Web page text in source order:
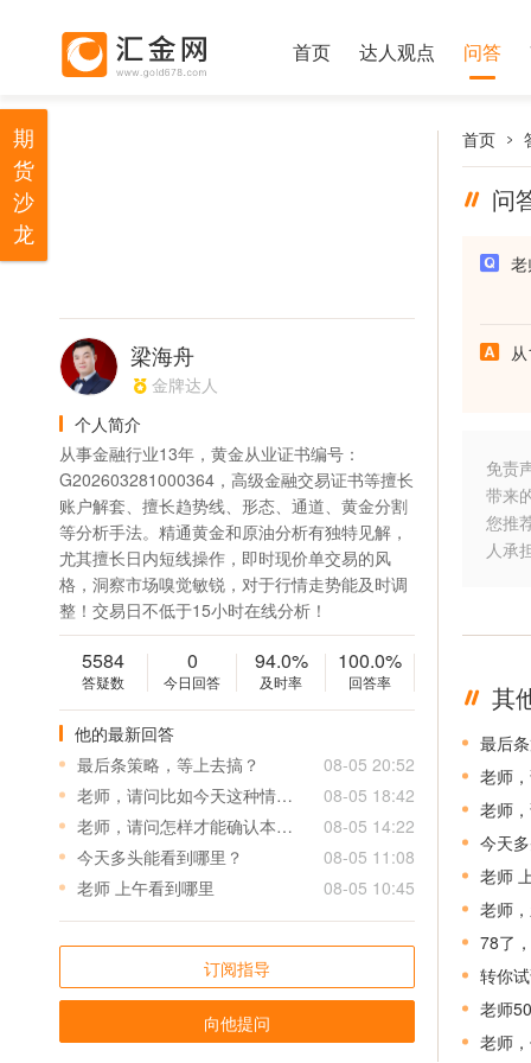
首页 达人观点 问答
梁海舟
金牌达人
个人简介
从事金融行业13年，黄金从业证书编号：
G202603281000364，高级金融交易证书等擅长
账户解套、擅长趋势线、形态、通道、黄金分割
等分析手法。精通黄金和原油分析有独特见解，
尤其擅长日内短线操作，即时现价单交易的风
格，洞察市场嗅觉敏锐，对于行情走势能及时调
整！交易日不低于15小时在线分析！
5584
答疑数
0
今日回答
94.0%
及时率
100.0%
回答率
他的最新回答
最后条策略，等上去搞？
08-05 20:52
老师，请问比如今天这种情况，0.1/0.2/0.5都损了后，新开单应该多少手呢
08-05 18:42
老师，请问怎样才能确认本轮跌势结束，真正的趋势反转呢？
08-05 14:22
今天多头能看到哪里？
08-05 11:08
老师 上午看到哪里
08-05 10:45
订阅指导
向他提问
首页
问
免责
带来
您推
人承
其
最后
老师
老师
今天
老师
老师
78了
转你
老师
老师
期
货
沙
龙